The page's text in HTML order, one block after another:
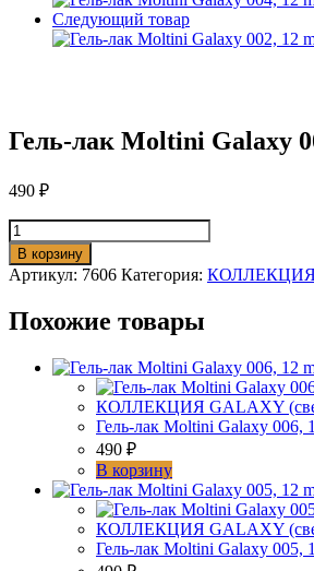
Следующий товар
Гель-лак Moltini Galaxy
490 ₽
Количество
товара
Гель-
лак
Galaxy
В корзину
Артикул: 7606 Категория: КОЛЛЕКЦИЯ
Похожие товары
КОЛЛЕКЦИЯ GALAXY
Гель-лак Moltini Galaxy 006,
490 ₽
В корзину
КОЛЛЕКЦИЯ GALAXY
Гель-лак Moltini Galaxy 005,